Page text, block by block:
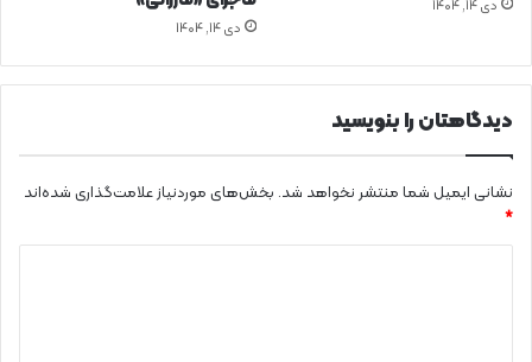
دی ۱۴, ۱۴۰۴
دی ۱۴, ۱۴۰۴
دیدگاهتان را بنویسید
نشانی ایمیل شما منتشر نخواهد شد. بخش‌های موردنیاز علامت‌گذاری شده‌اند
*